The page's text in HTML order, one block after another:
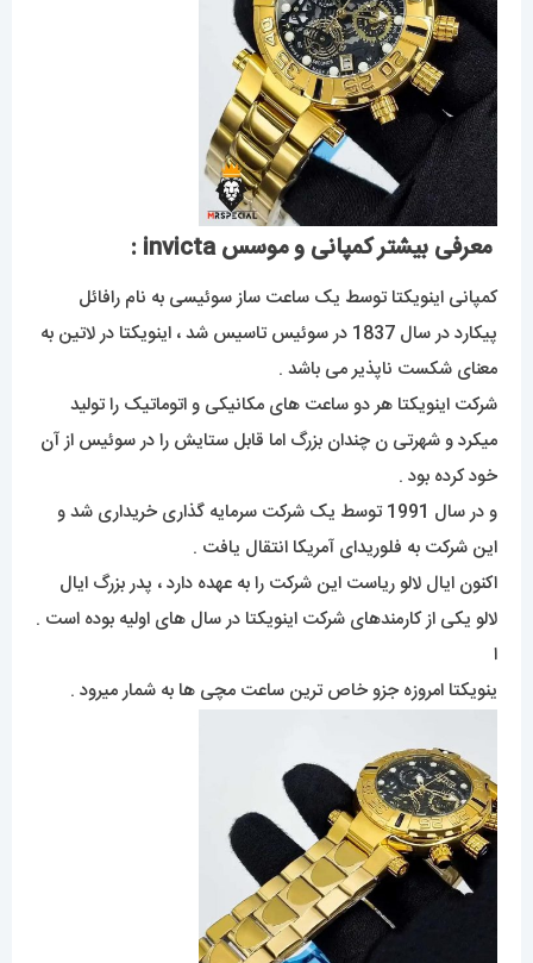
معرفی بیشتر کمپانی و موسس invicta :
کمپانی اینویکتا توسط یک ساعت ساز سوئیسی به نام رافائل
پیکارد در سال 1837 در سوئیس تاسیس شد ، اینویکتا در لاتین به
معنای شکست ناپذیر می باشد .
شرکت اینویکتا هر دو ساعت های مکانیکی و اتوماتیک را تولید
میکرد و شهرتی ن چندان بزرگ اما قابل ستایش را در سوئیس از آن
خود کرده بود .
و در سال 1991 توسط یک شرکت سرمایه گذاری خریداری شد و
این شرکت به فلوریدای آمریکا انتقال یافت .
اکنون ایال لالو ریاست این شرکت را به عهده دارد ، پدر بزرگ ایال
لالو یکی از کارمندهای شرکت اینویکتا در سال های اولیه بوده است .
ا
ینویکتا امروزه جزو خاص ترین ساعت مچی ها به شمار میرود .